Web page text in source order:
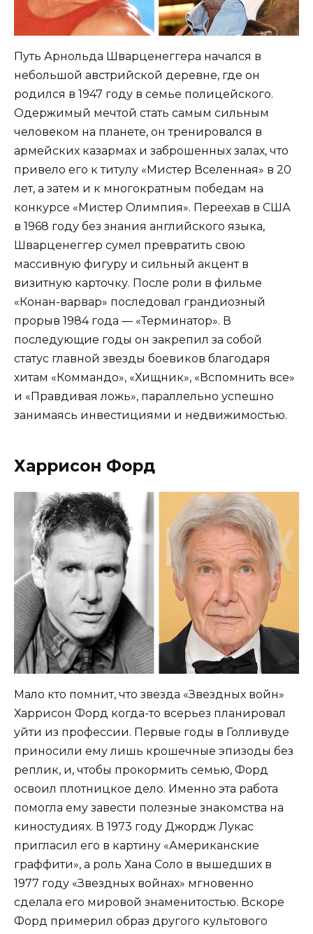
Путь Арнольда Шварценеггера начался в
небольшой австрийской деревне, где он
родился в 1947 году в семье полицейского.
Одержимый мечтой стать самым сильным
человеком на планете, он тренировался в
армейских казармах и заброшенных залах, что
привело его к титулу «Мистер Вселенная» в 20
лет, а затем и к многократным победам на
конкурсе «Мистер Олимпия». Переехав в США
в 1968 году без знания английского языка,
Шварценеггер сумел превратить свою
массивную фигуру и сильный акцент в
визитную карточку. После роли в фильме
«Конан-варвар» последовал грандиозный
прорыв 1984 года — «Терминатор». В
последующие годы он закрепил за собой
статус главной звезды боевиков благодаря
хитам «Коммандо», «Хищник», «Вспомнить все»
и «Правдивая ложь», параллельно успешно
занимаясь инвестициями и недвижимостью.
Харрисон Форд
Мало кто помнит, что звезда «Звездных войн»
Харрисон Форд когда-то всерьез планировал
уйти из профессии. Первые годы в Голливуде
приносили ему лишь крошечные эпизоды без
реплик, и, чтобы прокормить семью, Форд
освоил плотницкое дело. Именно эта работа
помогла ему завести полезные знакомства на
киностудиях. В 1973 году Джордж Лукас
пригласил его в картину «Американские
граффити», а роль Хана Соло в вышедших в
1977 году «Звездных войнах» мгновенно
сделала его мировой знаменитостью. Вскоре
Форд примерил образ другого культового